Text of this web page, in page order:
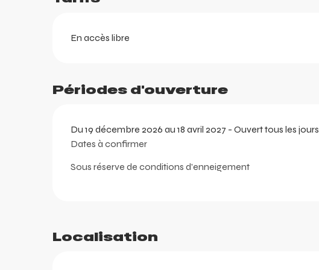
En accès libre
Périodes d'ouverture
Du 19 décembre 2026 au 18 avril 2027 - Ouvert tous les jours
Dates à confirmer
Sous réserve de conditions d'enneigement
Localisation